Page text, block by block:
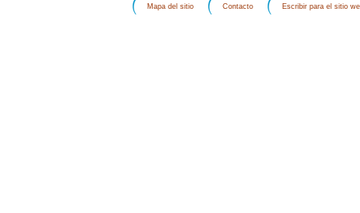
Mapa del sitio Contacto Escribir para el sitio